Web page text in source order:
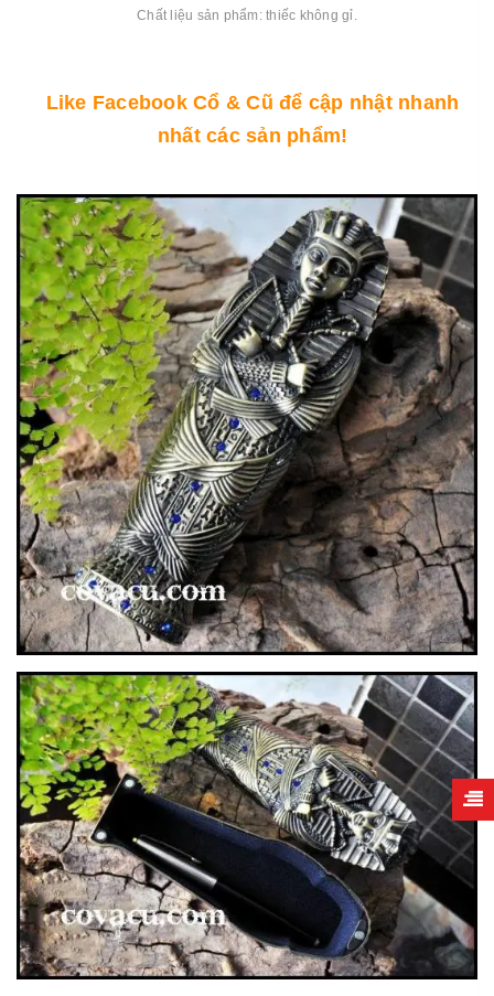
Chất liệu sản phẩm: thiếc không gỉ.
Like Facebook Cổ & Cũ để cập nhật nhanh
nhất các sản phẩm!